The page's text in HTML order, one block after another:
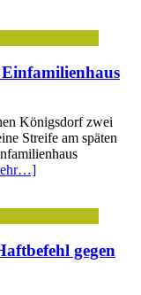
Königsdorf zwei
Streife am späten
gegen